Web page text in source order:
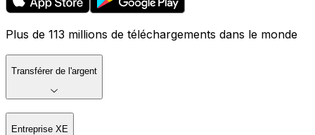
Plus de 113 millions de téléchargements dans le monde
Transférer de l'argent
Entreprise XE